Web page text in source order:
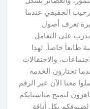
الحقيقي عندما
تعرف أصول
على التعامل
طابعاً خاصاً. لهذا
والاحتفالات
تختارون الخدمة
معنا الآن عبر الرقم
لنمنح مناسباتكم
بكل أناقة